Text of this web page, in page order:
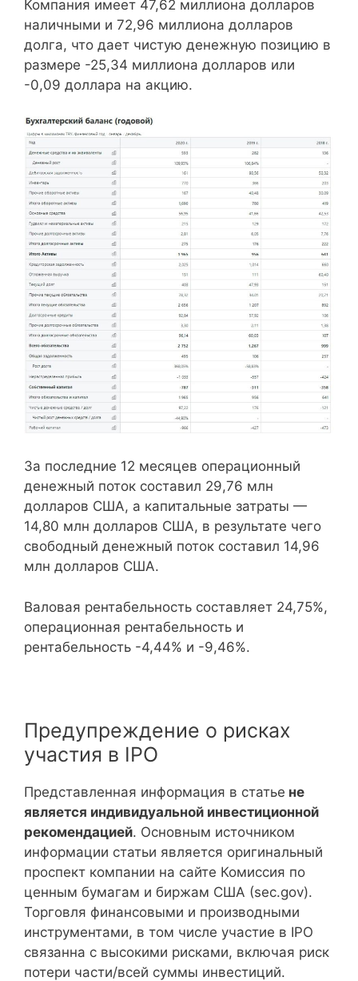
Компания имеет 47,62 миллиона долларов
наличными и 72,96 миллиона долларов
долга, что дает чистую денежную позицию в
размере -25,34 миллиона долларов или
-0,09 доллара на акцию.
За последние 12 месяцев операционный
денежный поток составил 29,76 млн
долларов США, а капитальные затраты —
14,80 млн долларов США, в результате чего
свободный денежный поток составил 14,96
млн долларов США.
Валовая рентабельность составляет 24,75%,
операционная рентабельность и
рентабельность -4,44% и -9,46%.
Предупреждение о рисках
участия в IPO
Представленная информация в статье не
является индивидуальной инвестиционной
рекомендацией. Основным источником
информации статьи является оригинальный
проспект компании на сайте Комиссия по
ценным бумагам и биржам США (sec.gov).
Торговля финансовыми и производными
инструментами, в том числе участие в IPO
связанна с высокими рисками, включая риск
потери части/всей суммы инвестиций.